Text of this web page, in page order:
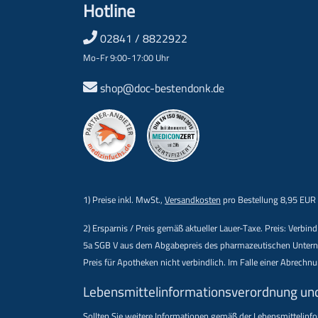
Hotline
02841 / 8822922
Mo-Fr 9:00-17:00 Uhr
shop@doc-bestendonk.de
1) Preise inkl. MwSt.,Versandkostenpro Bestellung 8,95
2) Ersparnis / Preis gemäß aktueller Lauer-Taxe. Preis:
5a SGB V aus dem Abgabepreis des pharmazeutischen
Preis für Apotheken nicht verbindlich. Im Falle einer
Lebensmittel­informations­verordnung